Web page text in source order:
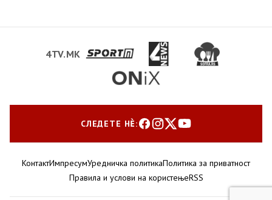
4TV.MK
СЛЕДЕТЕ НЀ:
КонтактИмпресумУредничка политикаПолитика за приватност
Правила и услови на користењеRSS